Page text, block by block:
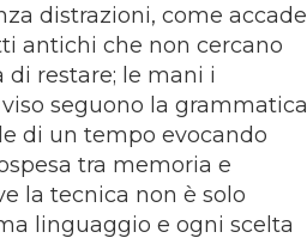
distrazioni, come accade
antichi che non cercano
restare; le mani i
seguono la grammatica
di un tempo evocando
tra memoria e
la tecnica non è solo
linguaggio e ogni scelta